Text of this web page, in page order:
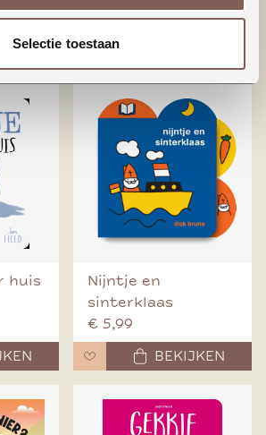
Selectie toestaan
€ 16,50
huis
Nijntje en
sinterklaas
€ 5,99
BEKIJKEN